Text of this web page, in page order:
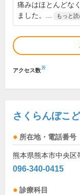
痛みはほとんどな
ました。...
もっと
アクセス数※
さくらんぼこ
所在地・電話番号
熊本県熊本市中央区
096-340-0415
診療科目